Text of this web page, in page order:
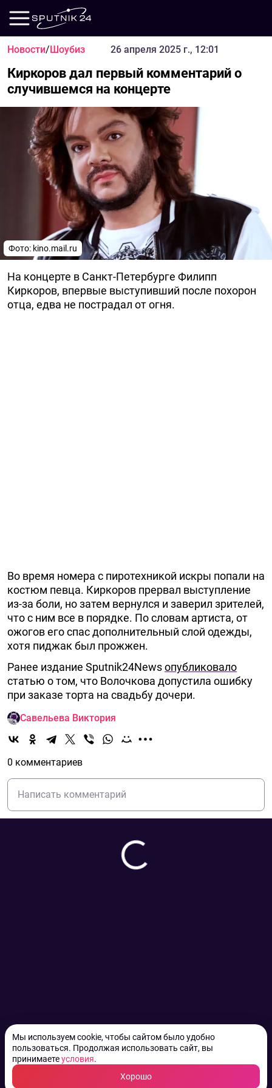
Мы используем cookie, чтобы сайтом было удобно
пользоваться. Продолжая использовать сайт, вы
принимаетеусловия.
Хорошо
Новости/Шоубиз 26 апреля 2025 г., 12:01
Киркоров дал первый комментарий о
случившемся на концерте
Фото: kino.mail.ru
На концерте в Санкт-Петербурге Филипп
Киркоров, впервые выступивший после похорон
отца, едва не пострадал от огня.
Во время номера с пиротехникой искры попали на
костюм певца. Киркоров прервал выступление
из-за боли, но затем вернулся и заверил зрителей,
что с ним все в порядке. По словам артиста, от
ожогов его спас дополнительный слой одежды,
хотя пиджак был прожжен.
Ранее издание Sputnik24Newsопубликовало
статью о том, что Волочкова допустила ошибку
при заказе торта на свадьбу дочери.
Савельева Виктория
0 комментариев